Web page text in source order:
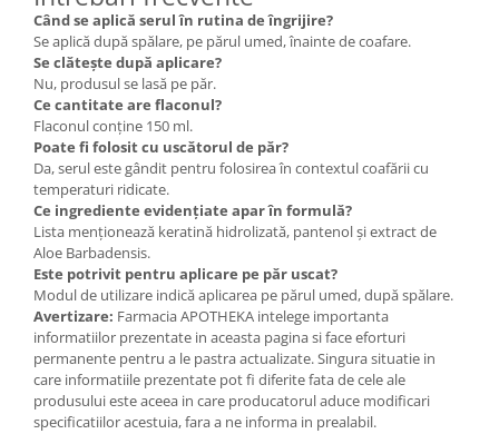
Când se aplică serul în rutina de îngrijire?
Se aplică după spălare, pe părul umed, înainte de coafare.
Se clătește după aplicare?
Nu, produsul se lasă pe păr.
Ce cantitate are flaconul?
Flaconul conține 150 ml.
Poate fi folosit cu uscătorul de păr?
Da, serul este gândit pentru folosirea în contextul coafării cu
temperaturi ridicate.
Ce ingrediente evidențiate apar în formulă?
Lista menționează keratină hidrolizată, pantenol și extract de
Aloe Barbadensis.
Este potrivit pentru aplicare pe păr uscat?
Modul de utilizare indică aplicarea pe părul umed, după spălare.
Avertizare: Farmacia APOTHEKA intelege importanta
informatiilor prezentate in aceasta pagina si face eforturi
permanente pentru a le pastra actualizate. Singura situatie in
care informatiile prezentate pot fi diferite fata de cele ale
produsului este aceea in care producatorul aduce modificari
specificatiilor acestuia, fara a ne informa in prealabil.